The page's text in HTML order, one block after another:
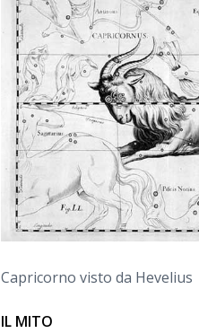
Capricorno visto da Hevelius
IL MITO